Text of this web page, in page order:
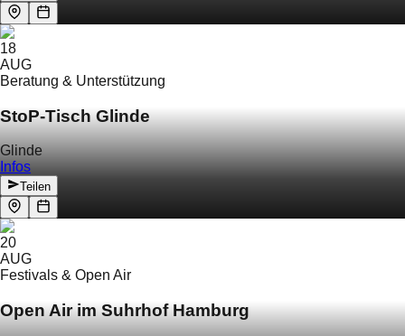
18
AUG
Beratung & Unterstützung
StoP-Tisch Glinde
Glinde
Infos
Teilen
20
AUG
Festivals & Open Air
Open Air im Suhrhof Hamburg